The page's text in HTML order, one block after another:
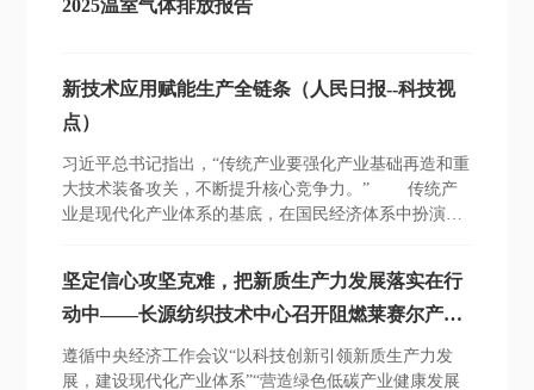
强第20名。
2025温室气体排放报告
新技术应用赋能生产全链条（人民日报--科技视
点）
习近平总书记指出，“传统产业要强化产业基础再造和重
大技术装备攻关，不断提升核心竞争力。” 传统产
业是现代化产业体系的基底，在国民经济体系中扮演着
以科技创新为引领，统筹推进传统产业升级。
坚定信心攻坚克难，把新质生产力发展落实在行
动中——长源纺织技术中心召开阻燃莱赛尔产品
开发研讨会
遵循中央经济工作会议“以科技创新引领新质生产力发
展，建设现代化产业体系”“营造绿色低碳产业健康发展